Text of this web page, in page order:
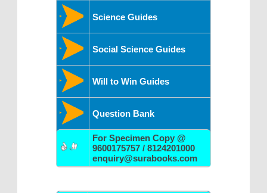
Science Guides
Social Science Guides
Will to Win Guides
Question Bank
For Specimen Copy @
9600175757 / 8124201000
enquiry@surabooks.com